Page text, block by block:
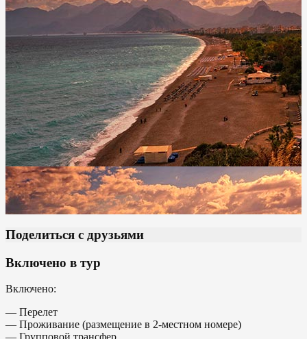
Поделиться с друзьями
Включено в тур
Включено:
— Перелет
— Проживание (размещение в 2-местном номере)